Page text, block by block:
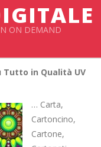
ON DEMAND
in Qualità UV
… Carta,
Cartoncino,
Cartone,